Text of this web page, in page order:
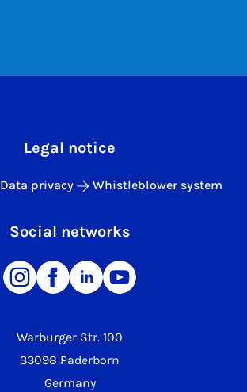
Warburger Str. 100
33098 Paderborn
Germany
Legal notice
Data privacy Whistleblower system
Social networks